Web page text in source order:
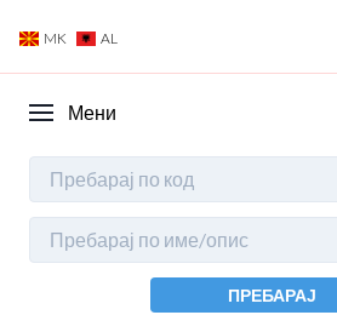
MK AL
Мени
ПРЕБАРАЈ